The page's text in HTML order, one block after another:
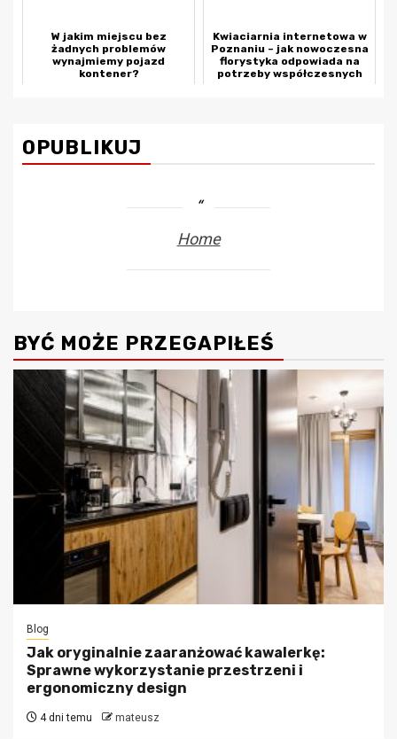
W jakim miejscu bez
żadnych problemów
wynajmiemy pojazd
kontener?
Kwiaciarnia internetowa w
Poznaniu – jak nowoczesna
florystyka odpowiada na
potrzeby współczesnych
OPUBLIKUJ
Home
BYĆ MOŻE PRZEGAPIŁEŚ
Blog
Jak oryginalnie zaaranżować kawalerkę:
Sprawne wykorzystanie przestrzeni i
ergonomiczny design
4 dni temu mateusz